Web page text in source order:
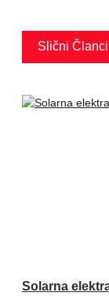
Slični Članci
Solarna